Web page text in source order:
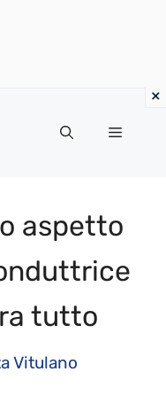
Menu
aspetto
tutto
Vitulano